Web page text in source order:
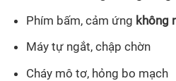
Phím bấm, cảm ứng không
Máy tự ngắt, chập chờn
Cháy mô tơ, hỏng bo mạch